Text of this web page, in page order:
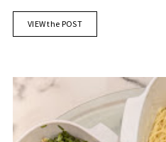
VIEW the POST